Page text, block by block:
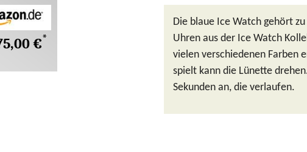
€*
Die blaue Ice Watch gehört
Uhren aus der Ice Watch
vielen verschiedenen Farben
spielt kann die Lünette
Sekunden an, die verlaufen.